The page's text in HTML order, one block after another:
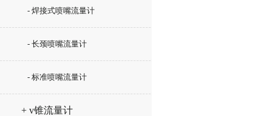
- 焊接式喷嘴流量计
- 长颈喷嘴流量计
- 标准喷嘴流量计
+ v锥流量计